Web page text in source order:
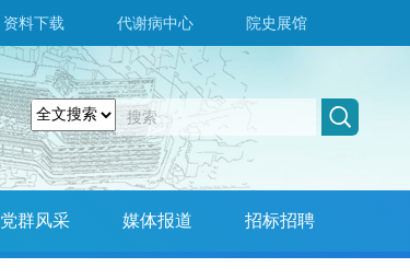
资料下载 代谢病中心 院史展馆
党群风采 媒体报道 招标招聘